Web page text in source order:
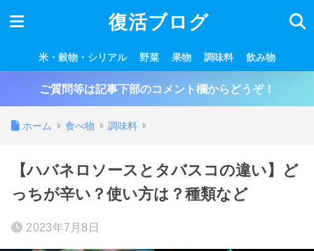
復活ブログ
米・穀物・シリアル 野菜 果物 調味料 飲み物
ご質問等は記事下部のコメント欄からどうぞ！
ホーム 食べ物 調味料
【ハバネロソースとタバスコの違い】ど
っちが辛い？使い方は？種類など
2023年7月8日